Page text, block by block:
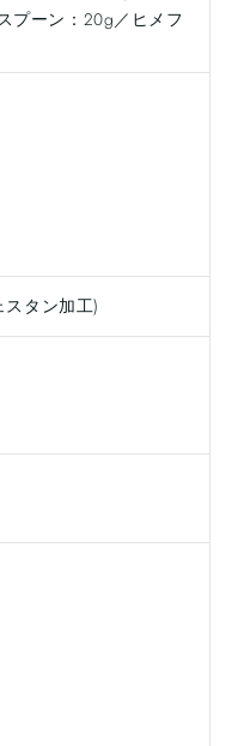
プーン：20g／ヒメフ
スタン加工)